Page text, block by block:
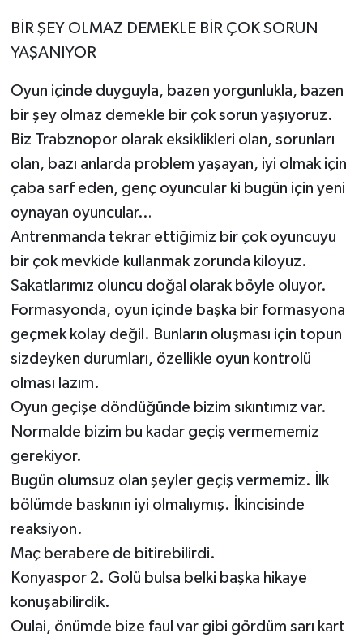
BİR ŞEY OLMAZ DEMEKLE BİR ÇOK SORUN
YAŞANIYOR
Oyun içinde duyguyla, bazen yorgunlukla, bazen
bir şey olmaz demekle bir çok sorun yaşıyoruz.
Biz Trabznopor olarak eksiklikleri olan, sorunları
olan, bazı anlarda problem yaşayan, iyi olmak için
çaba sarf eden, genç oyuncular ki bugün için yeni
oynayan oyuncular…
Antrenmanda tekrar ettiğimiz bir çok oyuncuyu
bir çok mevkide kullanmak zorunda kiloyuz.
Sakatlarımız oluncu doğal olarak böyle oluyor.
Formasyonda, oyun içinde başka bir formasyona
geçmek kolay değil. Bunların oluşması için topun
sizdeyken durumları, özellikle oyun kontrolü
olması lazım.
Oyun geçişe döndüğünde bizim sıkıntımız var.
Normalde bizim bu kadar geçiş vermememiz
gerekiyor.
Bugün olumsuz olan şeyler geçiş vermemiz. İlk
bölümde baskının iyi olmalıymış. İkincisinde
reaksiyon.
Maç berabere de bitirebilirdi.
Konyaspor 2. Golü bulsa belki başka hikaye
konuşabilirdik.
Oulai, önümde bize faul var gibi gördüm sarı kart